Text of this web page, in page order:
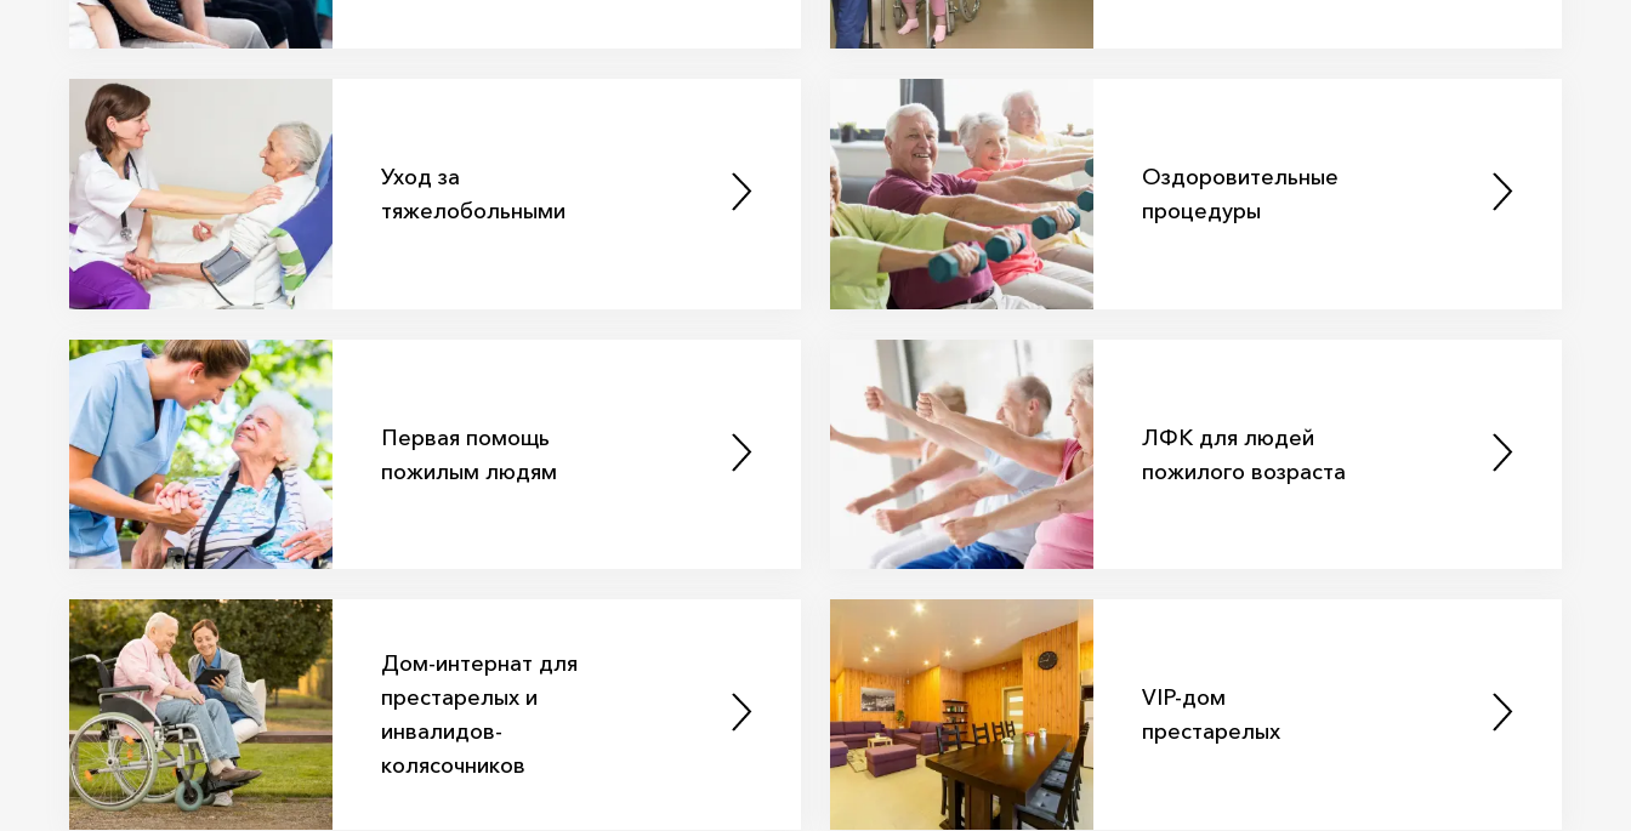
Уход за
тяжелобольными
Оздоровительные
процедуры
Первая помощь
пожилым людям
ЛФК для людей
пожилого возраста
Дом-интернат для
престарелых и
инвалидов-
колясочников
VIP-дом
престарелых